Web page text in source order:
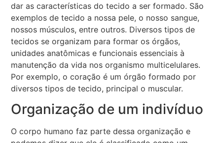
dar as características do tecido a ser formado. São
exemplos de tecido a nossa pele, o nosso sangue,
nossos músculos, entre outros. Diversos tipos de
tecidos se organizam para formar os órgãos,
unidades anatômicas e funcionais essenciais à
manutenção da vida nos organismo multicelulares.
Por exemplo, o coração é um órgão formado por
diversos tipos de tecido, principal o muscular.
Organização de um indivíduo
O corpo humano faz parte dessa organização e